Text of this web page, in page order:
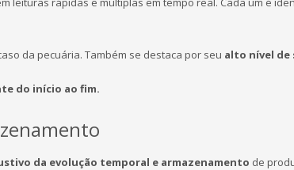
da pecuária. Também se destaca por seu alto nível de
do início ao fim.
da evolução temporal e armazenamento de